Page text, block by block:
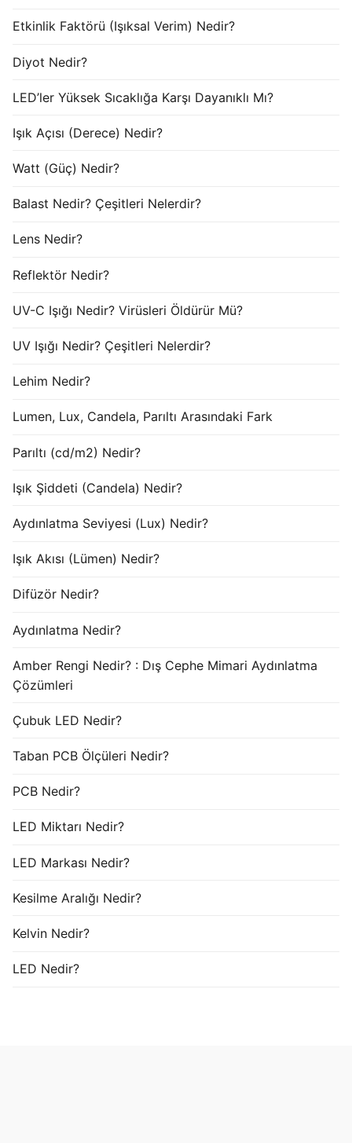
Etkinlik Faktörü (Işıksal Verim) Nedir?
Diyot Nedir?
LED’ler Yüksek Sıcaklığa Karşı Dayanıklı Mı?
Işık Açısı (Derece) Nedir?
Watt (Güç) Nedir?
Balast Nedir? Çeşitleri Nelerdir?
Lens Nedir?
Reflektör Nedir?
UV-C Işığı Nedir? Virüsleri Öldürür Mü?
UV Işığı Nedir? Çeşitleri Nelerdir?
Lehim Nedir?
Lumen, Lux, Candela, Parıltı Arasındaki Fark
Parıltı (cd/m2) Nedir?
Işık Şiddeti (Candela) Nedir?
Aydınlatma Seviyesi (Lux) Nedir?
Işık Akısı (Lümen) Nedir?
Difüzör Nedir?
Aydınlatma Nedir?
Amber Rengi Nedir? : Dış Cephe Mimari Aydınlatma
Çözümleri
Çubuk LED Nedir?
Taban PCB Ölçüleri Nedir?
PCB Nedir?
LED Miktarı Nedir?
LED Markası Nedir?
Kesilme Aralığı Nedir?
Kelvin Nedir?
LED Nedir?